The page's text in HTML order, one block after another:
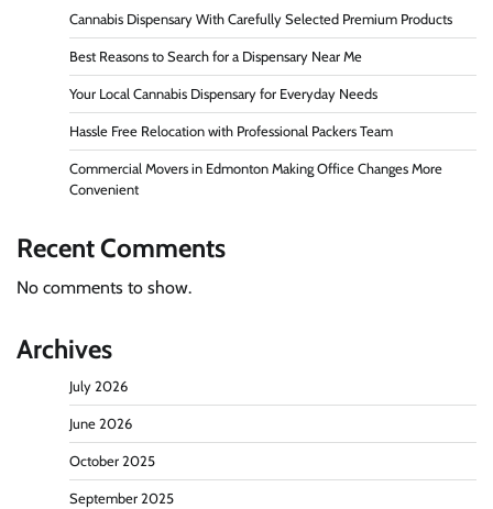
Cannabis Dispensary With Carefully Selected Premium Products
Best Reasons to Search for a Dispensary Near Me
Your Local Cannabis Dispensary for Everyday Needs
Hassle Free Relocation with Professional Packers Team
Commercial Movers in Edmonton Making Office Changes More
Convenient
Recent Comments
No comments to show.
Archives
July 2026
June 2026
October 2025
September 2025